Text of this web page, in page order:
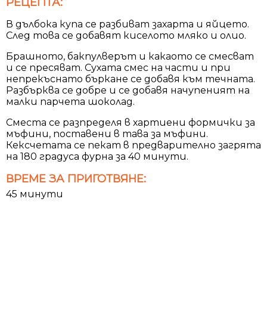
В дълбока купа се разбиват захарта и яйцето.
След това се добавят киселото мляко и олио.
Брашното, бакпулверът и какаото се смесват
и се пресяват. Сухата смес на части и при
непрекъснато бъркане се добавя към течната.
Разбърква се добре и се добавя начупеният на
малки парчета шоколад.
Сместа се разпределя в хартиени формички за
мъфини, поставени в тава за мъфини.
Кексчетата се пекат в предварително загрята
на 180 градуса фурна за 40 минути.
ВРЕМЕ ЗА ПРИГОТВЯНЕ:
45 минути